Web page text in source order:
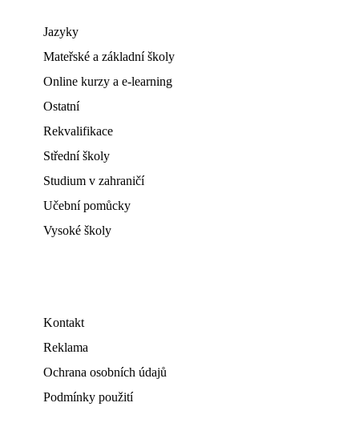
Jazyky
Mateřské a základní školy
Online kurzy a e-learning
Ostatní
Rekvalifikace
Střední školy
Studium v zahraničí
Učební pomůcky
Vysoké školy
Kontakt
Reklama
Ochrana osobních údajů
Podmínky použití